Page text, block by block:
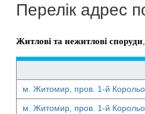
Перелік адрес
Житлові та нежитлові споруди
м. Житомир, пров. 1-й
м. Житомир, пров. 1-й